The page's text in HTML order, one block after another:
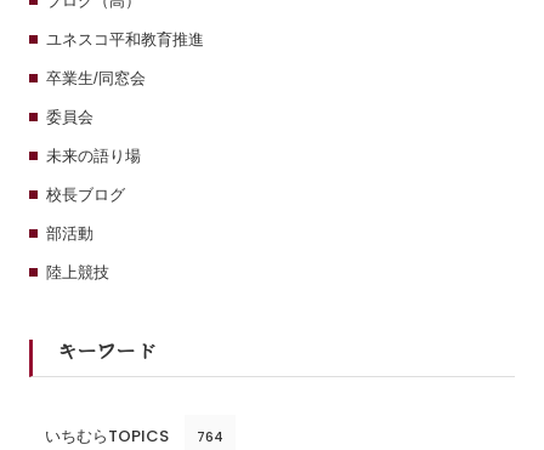
ユネスコ平和教育推進
卒業生/同窓会
委員会
未来の語り場
校長ブログ
部活動
陸上競技
キーワード
いちむらTOPICS 764